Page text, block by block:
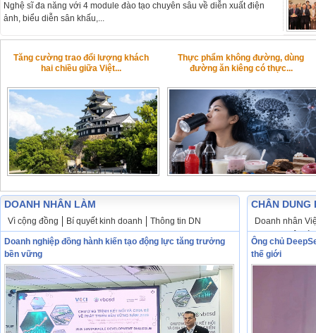
Nghệ sĩ đa năng với 4 module đào tạo chuyên sâu về diễn xuất điện
ảnh, biểu diễn sân khấu,...
Tăng cường trao đổi lượng khách
hai chiều giữa Việt...
Thực phẩm không đường, dùng
đường ăn kiêng có thực...
DOANH NHÂN LÀM
Vì cộng đồng Bí quyết kinh doanh Thông tin DN
Doanh nghiệp đồng hành kiến tạo động lực tăng trưởng
bền vững
CHÂN DUNG
Doanh nhân
Doanh nhân tài
Ông chủ
thế giới